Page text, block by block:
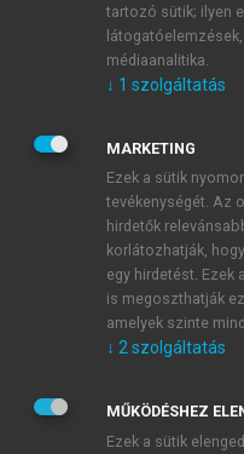
JELSZÓ
JELSZÓ ÚJRA
Kérek értesítést a
Kérek értesítést az
Adatkezelési
veszem és elfogadom.
tartozó sütik; ilyen
médiaanalitika.
↓ 1 szolgáltatás
MARKETING
Ezek a sütik
tevékenységét. Az
hirdetők
korlátozhatják,
egy hirdetést. Ezek
is megoszthatják
amelyek szinte
↓ 2 szolgáltatás
MŰKÖDÉSHEZ
Ezek a sütik